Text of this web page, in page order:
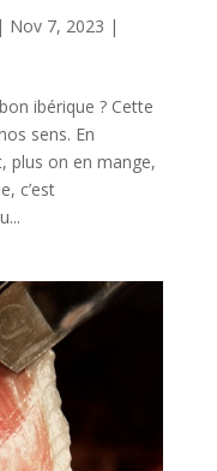
| Nov 7, 2023 |
ibérique ? Cette
sens. En
plus on en mange,
c’est